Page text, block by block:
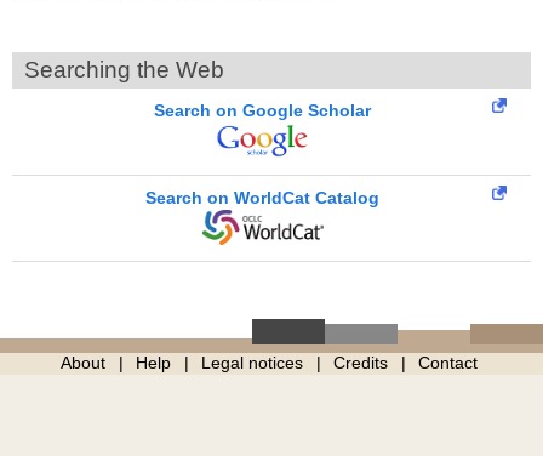
Searching the Web
Search on Google Scholar
Search on WorldCat Catalog
About Help Legal notices Credits Contact